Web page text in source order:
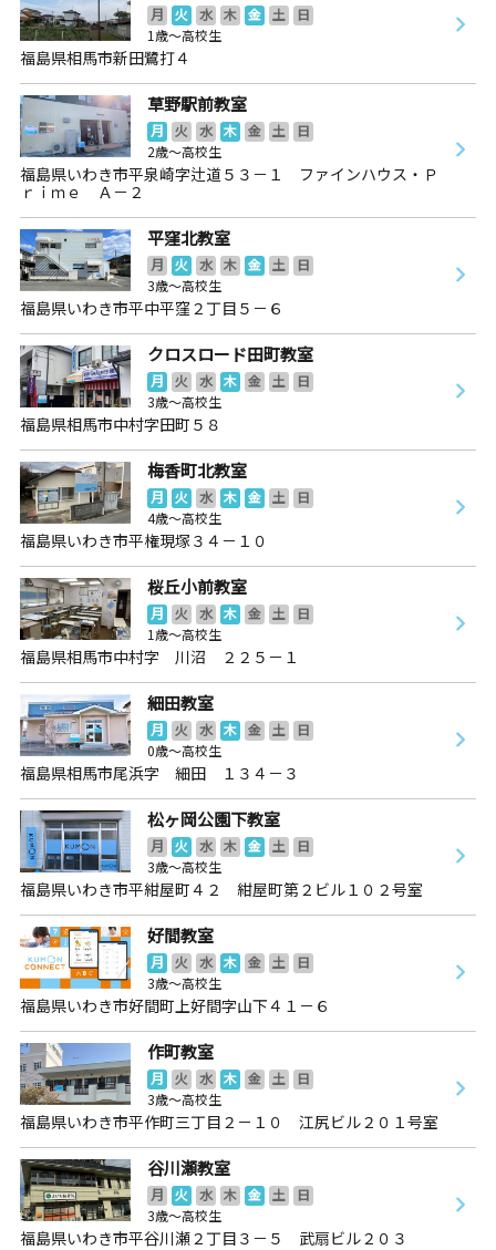
月 火 水 木 金 土
日
1歳～高校生
福島県相馬市新田鷺打４
草野駅前教室
月 火 水 木 金 土
日
2歳～高校生
福島県いわき市平泉崎字辻道５３－１ ファインハウス・Ｐ
ｒｉｍｅ Ａ－２
平窪北教室
月 火 水 木 金 土
日
3歳～高校生
福島県いわき市平中平窪２丁目５－６
クロスロード田町教室
月 火 水 木 金 土
日
3歳～高校生
福島県相馬市中村字田町５８
梅香町北教室
月 火 水 木 金 土
日
4歳～高校生
福島県いわき市平権現塚３４－１０
桜丘小前教室
月 火 水 木 金 土
日
1歳～高校生
福島県相馬市中村字 川沼 ２２５－１
細田教室
月 火 水 木 金 土
日
0歳～高校生
福島県相馬市尾浜字 細田 １３４－３
松ヶ岡公園下教室
月 火 水 木 金 土
日
3歳～高校生
福島県いわき市平紺屋町４２ 紺屋町第２ビル１０２号室
好間教室
月 火 水 木 金 土
日
3歳～高校生
福島県いわき市好間町上好間字山下４１－６
作町教室
月 火 水 木 金 土
日
3歳～高校生
福島県いわき市平作町三丁目２－１０ 江尻ビル２０１号室
谷川瀬教室
月 火 水 木 金 土
日
3歳～高校生
福島県いわき市平谷川瀬２丁目３－５ 武扇ビル２０３